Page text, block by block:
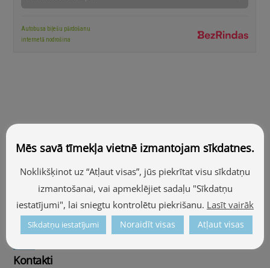
Alūksnes autoosta
Informācija par autobusu satiksmi Alūksne pilsētas
un starppilsētu maršrutos, pārskati, saraksti un
biļešu tirdzniecība.
Kontakti
Mēs savā tīmekļa vietnē izmantojam sīkdatnes.
Noklikšķinot uz “Atļaut visas”, jūs piekrītat visu sīkdatņu
izmantošanai, vai apmeklējiet sadaļu "Sīkdatņu
iestatījumi", lai sniegtu kontrolētu piekrišanu. Lasīt vairāk
Sīkdatņu iestatījumi Noraidīt visas Atļaut visas